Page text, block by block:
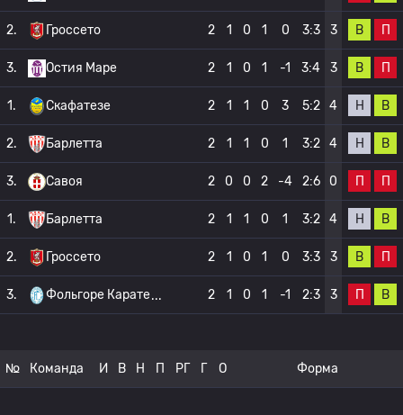
2. Гроссето 2 1 0 1 0 3:3 3 В П
3. Остия Маре 2 1 0 1 -1 3:4 3 В П
1. Скафатезе 2 1 1 0 3 5:2 4 Н В
2. Барлетта 2 1 1 0 1 3:2 4 Н В
3. Савоя 2 0 0 2 -4 2:6 0 П П
1. Барлетта 2 1 1 0 1 3:2 4 Н В
2. Гроссето 2 1 0 1 0 3:3 3 В П
3. Фольгоре Карате 2 1 0 1 -1 2:3 3 П В
№ Команда И В Н П РГ Г О Форма